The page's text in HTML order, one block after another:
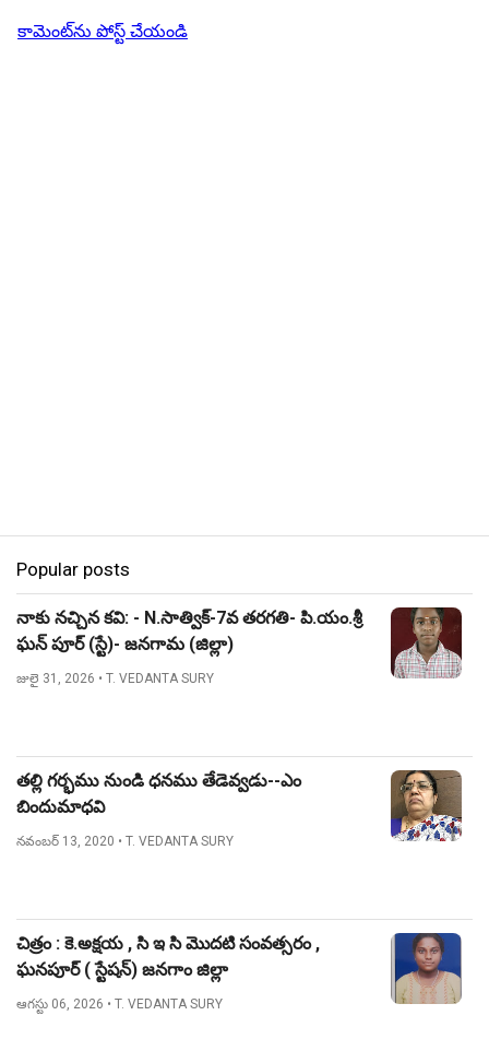
కామెంట్‌ను పోస్ట్ చేయండి
Popular posts
నాకు నచ్చిన కవి: - N.సాత్విక్-7వ తరగతి- పి.యం.శ్రీ
ఘన్ పూర్ (స్టే)- జనగామ (జిల్లా)
జులై 31, 2026 • T. VEDANTA SURY
తల్లి గర్భము నుండి ధనము తేడెవ్వడు--ఎం
బిందుమాధవి
నవంబర్ 13, 2020 • T. VEDANTA SURY
చిత్రం : కె.అక్షయ , సి ఇ సి మొదటి సంవత్సరం ,
ఘనపూర్ ( స్టేషన్) జనగాం జిల్లా
ఆగస్టు 06, 2026 • T. VEDANTA SURY